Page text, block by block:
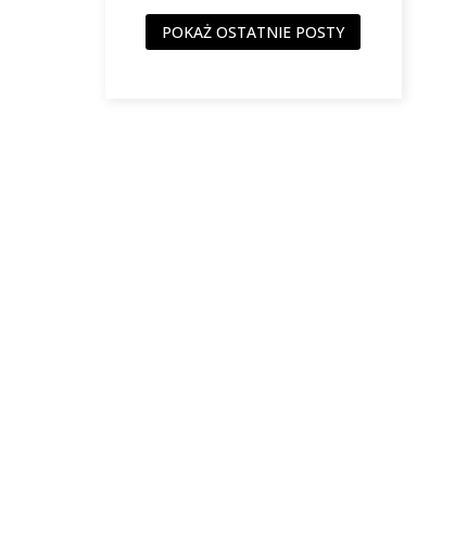
POKAŻ OSTATNIE POSTY